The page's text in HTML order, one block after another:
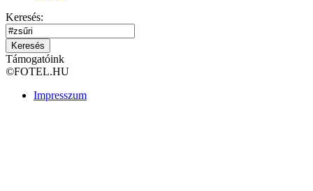
Keresés:
Keresés
Támogatóink
©FOTEL.HU
Impresszum